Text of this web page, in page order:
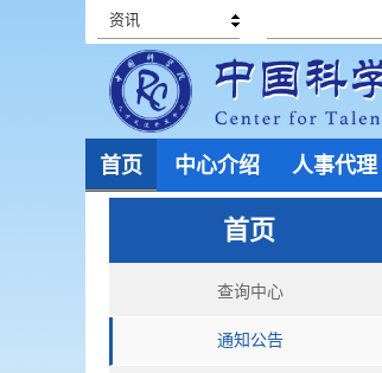
资讯
首页 中心介绍 人事代理
首页
查询中心
通知公告